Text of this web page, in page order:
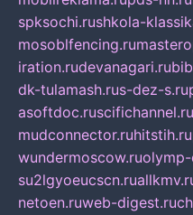
spksochi.rushkola-
mosoblfencing.ru
iration.rudevanagari.ru
dk-tulamash.rus-dez-s.ru
asoftdoc.ruscifichannel.ru
mudconnector.ruhitstih.ru
wundermoscow.ruolymp-
su2lgyoeucscn.ru
netoen.ruweb-digest.ru